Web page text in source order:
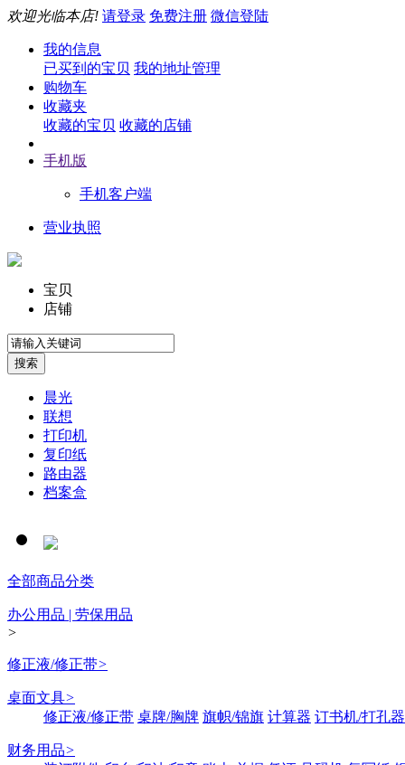
欢迎光临本店! 请登录 免费注册 微信登陆
我的信息
已买到的宝贝 我的地址管理
购物车
收藏夹
收藏的宝贝 收藏的店铺
手机版
手机客户端
营业执照
宝贝
店铺
晨光
联想
打印机
复印纸
路由器
档案盒
全部商品分类
办公用品 | 劳保用品
>
修正液/修正带>
桌面文具>
修正液/修正带 桌牌/胸牌 旗帜/锦旗 计算器 订书机/打孔器
财务用品>